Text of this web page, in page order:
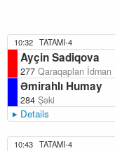
10:32 TATAMI-4
Ayçin Sadiqova
277 Qaraqaplan İdman
Əmirahlı Humay
284 Şəki
Details
10:43 TATAMI-4